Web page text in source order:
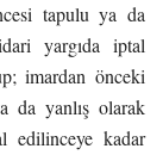
tapulu ya da
yargıda iptal
imardan önceki
da yanlış olarak
edilinceye kadar